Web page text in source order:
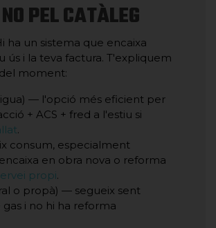
PEL CATÀLEG
ha un sistema que encaixa
ús i la teva factura. T'expliquem
moment:
— l'opció més eficient per
+ ACS + fred a l'estiu si
.
consum, especialment
en obra nova o reforma
propi.
o propà) — segueix sent
i no hi ha reforma